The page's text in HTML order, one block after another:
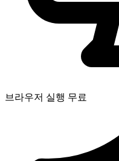
브라우저 실행 무료